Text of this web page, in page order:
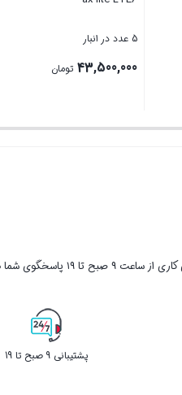
5 عدد در انبار
43,500,000 تومان
بستن
صبح تا ۱۹ پاسخگوی شما هستیم
پشتیبانی 9 صبح تا 19